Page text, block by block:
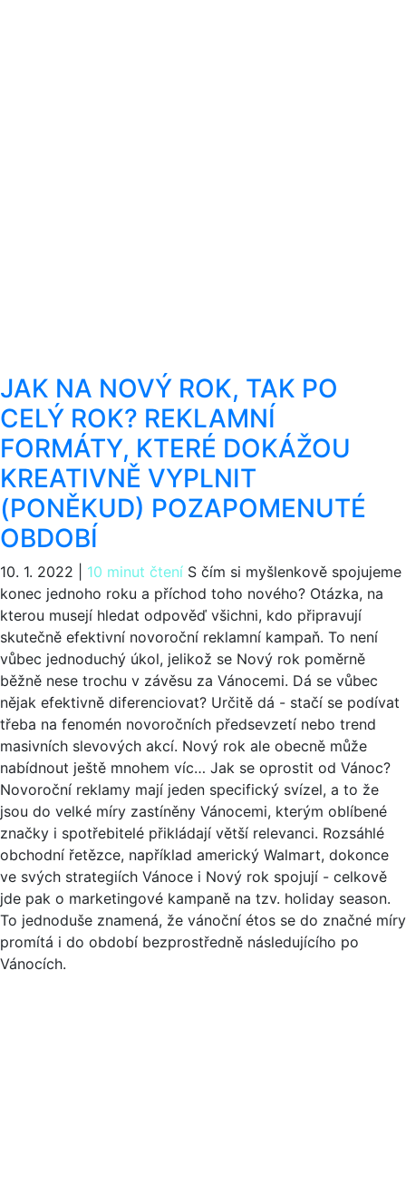
JAK NA NOVÝ ROK, TAK PO
CELÝ ROK? REKLAMNÍ
FORMÁTY, KTERÉ DOKÁŽOU
KREATIVNĚ VYPLNIT
(PONĚKUD) POZAPOMENUTÉ
OBDOBÍ
10. 1. 2022 10 minut čtení S čím si myšlenkově spojujeme
konec jednoho roku a příchod toho nového? Otázka, na
kterou musejí hledat odpověď všichni, kdo připravují
skutečně efektivní novoroční reklamní kampaň. To není
vůbec jednoduchý úkol, jelikož se Nový rok poměrně
běžně nese trochu v závěsu za Vánocemi. Dá se vůbec
nějak efektivně diferenciovat? Určitě dá - stačí se podívat
třeba na fenomén novoročních předsevzetí nebo trend
masivních slevových akcí. Nový rok ale obecně může
nabídnout ještě mnohem víc… Jak se oprostit od Vánoc?
Novoroční reklamy mají jeden specifický svízel, a to že
jsou do velké míry zastíněny Vánocemi, kterým oblíbené
značky i spotřebitelé přikládají větší relevanci. Rozsáhlé
obchodní řetězce, například americký Walmart, dokonce
ve svých strategiích Vánoce i Nový rok spojují - celkově
jde pak o marketingové kampaně na tzv. holiday season.
To jednoduše znamená, že vánoční étos se do značné míry
promítá i do období bezprostředně následujícího po
Vánocích.